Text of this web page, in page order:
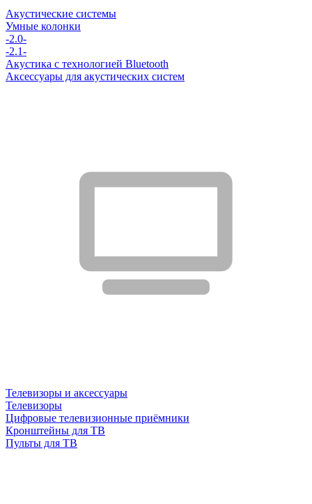
Акустические системы
Умные колонки
-2.0-
-2.1-
Акустика с технологией Bluetooth
Аксессуары для акустических систем
Телевизоры и аксессуары
Телевизоры
Цифровые телевизионные приёмники
Кронштейны для ТВ
Пульты для ТВ